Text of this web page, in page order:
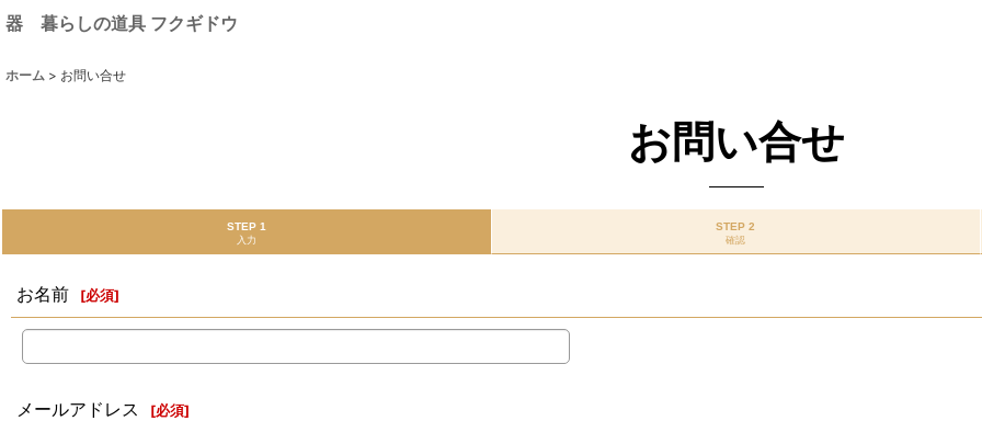
器 暮らしの道具 フクギドウ
ホーム > お問い合せ
お問い合せ
STEP 1
入力
STEP 2
確認
お名前 [必須]
メールアドレス [必須]